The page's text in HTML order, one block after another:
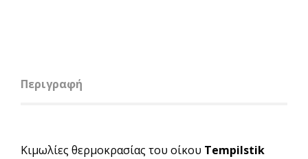
Περιγραφή
Κιμωλίες θερμοκρασίας του οίκου Tempilstik